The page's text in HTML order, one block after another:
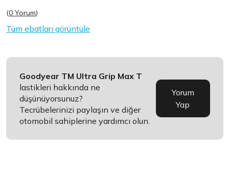
(0 Yorum)
Tüm ebatları görüntüle
Goodyear TM Ultra Grip Max T
lastikleri hakkında ne
düşünüyorsunuz?
Tecrübelerinizi paylaşın ve diğer
otomobil sahiplerine yardımcı olun.
Yorum
Yap